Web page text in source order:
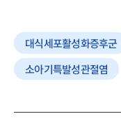
대식세포활성화증후군
소아기특발성관절염